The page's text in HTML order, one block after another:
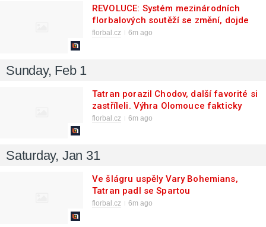
REVOLUCE: Systém mezinárodních
florbalových soutěží se změní, dojde
na spolupořádání
florbal.cz 6m ago
Sunday, Feb 1
Tatran porazil Chodov, další favorité si
zastříleli. Výhra Olomouce fakticky
uzavírá TOP 8
florbal.cz 6m ago
Saturday, Jan 31
Ve šlágru uspěly Vary Bohemians,
Tatran padl se Spartou
florbal.cz 6m ago